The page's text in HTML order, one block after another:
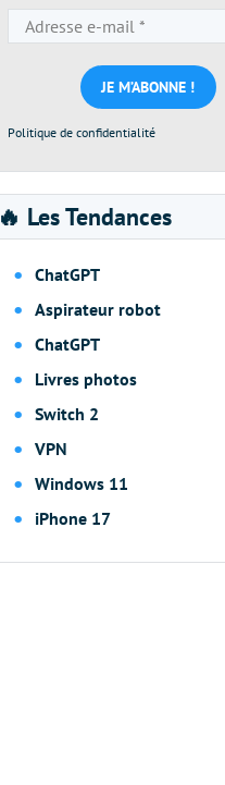
e-
mail
*
Politique de confidentialité
🔥 Les Tendances
ChatGPT
Aspirateur robot
ChatGPT
Livres photos
Switch 2
VPN
Windows 11
iPhone 17